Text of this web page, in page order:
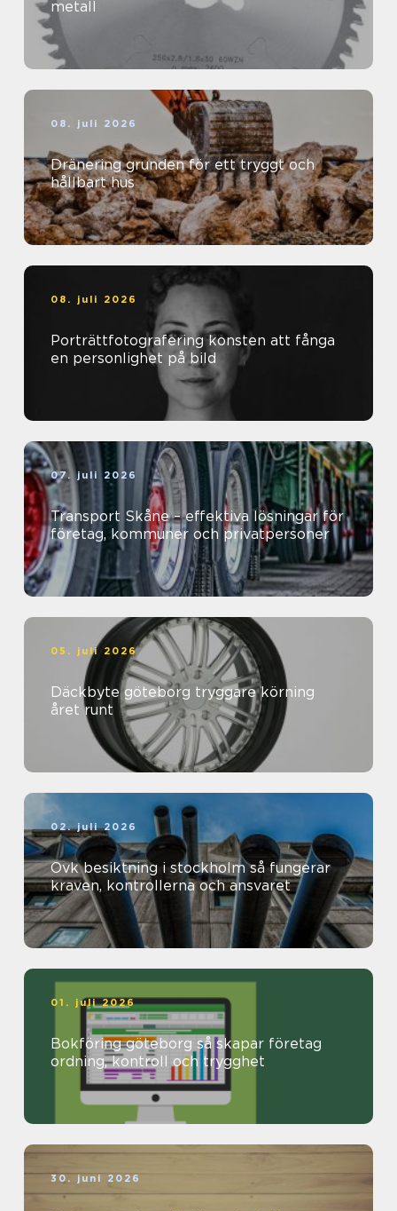
metall
08. juli 2026
Dränering grunden för ett tryggt och
hållbart hus
08. juli 2026
Porträttfotografering konsten att fånga
en personlighet på bild
07. juli 2026
Transport Skåne – effektiva lösningar för
företag, kommuner och privatpersoner
05. juli 2026
Däckbyte göteborg tryggare körning
året runt
02. juli 2026
Ovk besiktning i stockholm så fungerar
kraven, kontrollerna och ansvaret
01. juli 2026
Bokföring göteborg så skapar företag
ordning, kontroll och trygghet
30. juni 2026